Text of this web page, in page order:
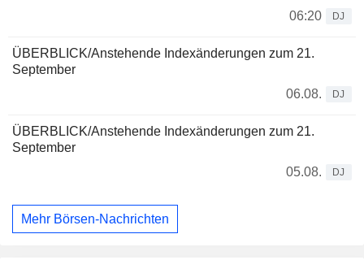
06:20
DJ
ÜBERBLICK/Anstehende Indexänderungen zum 21.
September
06.08.
DJ
ÜBERBLICK/Anstehende Indexänderungen zum 21.
September
05.08.
DJ
Mehr Börsen-Nachrichten